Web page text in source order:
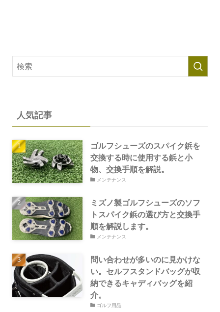
人気記事
ゴルフシューズのスパイク鋲を
交換する時に使用する鋲と小
物、交換手順を解説。
メンテナンス
ミズノ製ゴルフシューズのソフ
トスパイク鋲の選び方と交換手
順を解説します。
メンテナンス
問い合わせが多いのに見かけな
い。セルフスタンドバッグが収
納できるキャディバッグを紹
介。
ゴルフ用品